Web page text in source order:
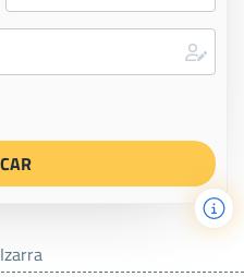
Izarra